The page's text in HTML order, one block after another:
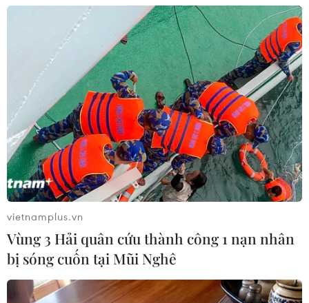
TTXVN phát)
Đội trưởng Lindsey Horan (10, Mỹ) nhận thẻ vàng sau pha
phạm lỗi với Tiền vệ Bích Thuỳ (23, Việt Nam). (Ảnh: TTXVN
phát)
vietnamplus.vn
Vùng 3 Hải quân cứu thành công 1 nạn nhân
bị sóng cuốn tại Mũi Nghê